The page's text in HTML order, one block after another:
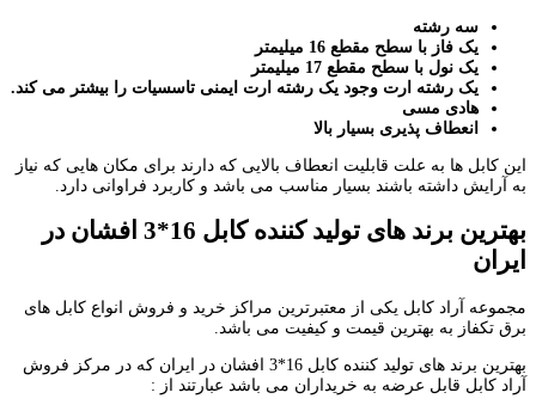
سه رشته
یک فاز با سطح مقطع 16 میلیمتر
یک نول با سطح مقطع 17 میلیمتر
یک رشته ارت وجود یک رشته ارت ایمنی تاسسیات را بیشتر می کند.
هادی مسی
انعطاف پذیری بسیار بالا
این کابل ها به علت قابلیت انعطاف بالایی که دارند برای مکان هایی که نیاز
به آرایش داشته باشند بسیار مناسب می باشد و کاربرد فراوانی دارد.
بهترین برند های تولید کننده کابل 16*3 افشان در
ایران
مجموعه آراد کابل یکی از معتبرترین مراکز خرید و فروش انواع کابل های
برق تکفاز به بهترین قیمت و کیفیت می باشد.
بهترین برند های تولید کننده کابل 16*3 افشان در ایران که در مرکز فروش
آراد کابل قابل عرضه به خریداران می باشد عبارتند از :